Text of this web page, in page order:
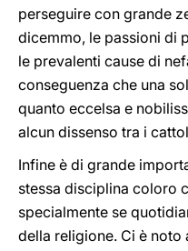
perseguire con grande
dicemmo, le passioni di
le prevalenti cause di
conseguenza che una
quanto eccelsa e
alcun dissenso tra i
Infine è di grande
stessa disciplina coloro
specialmente se
della religione. Ci è noto